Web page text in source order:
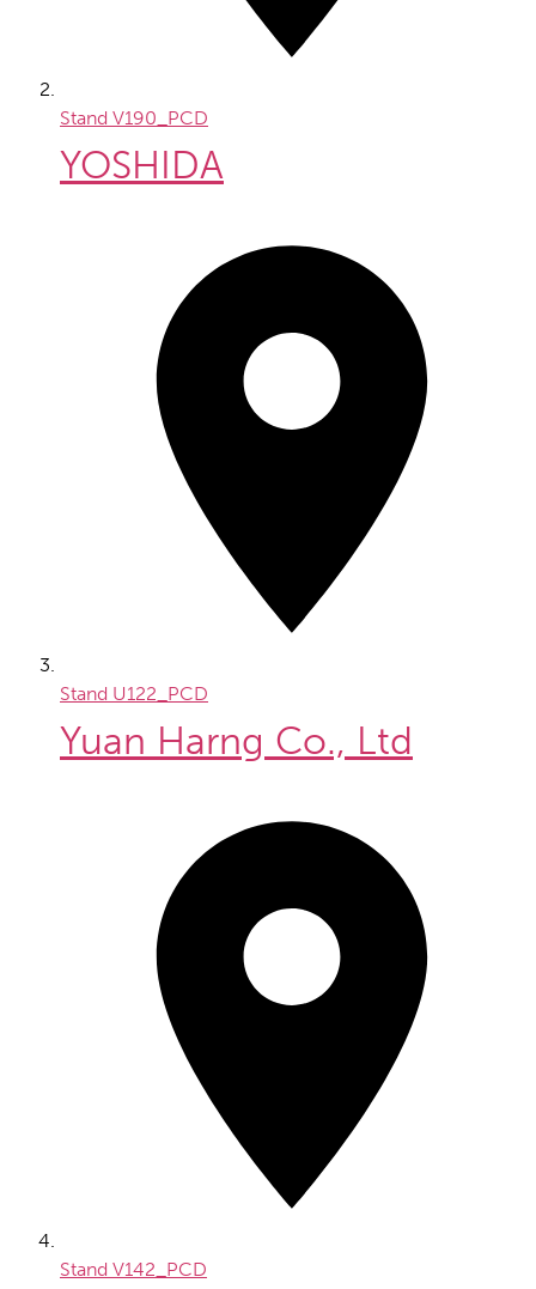
Stand V190_PCD
YOSHIDA
Stand U122_PCD
Yuan Harng Co., Ltd
Stand V142_PCD